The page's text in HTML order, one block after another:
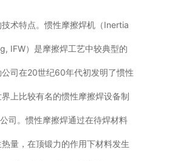
技术特点。惯性摩擦焊机（Inertia
IFW）是摩擦焊工艺中较典型的
司在20世纪60年代初发明了惯性
上比较有名的惯性摩擦焊设备制
司。惯性摩擦焊通过在待焊材料
量，在顶锻力的作用下材料发生